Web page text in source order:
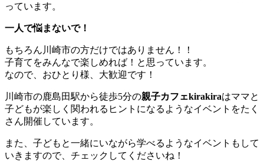
っています。
一人で悩まないで！
もちろん川崎市の方だけではありません！！
子育てをみんなで楽しめれば！と思っています。
なので、おひとり様、大歓迎です！
川崎市の鹿島田駅から徒歩5分の親子カフェkirakiraはママと
子どもが楽しく関われるヒントになるようなイベントをたく
さん開催しています。
また、子どもと一緒にいながら学べるようなイベントもして
いきますので、チェックしてくださいね！